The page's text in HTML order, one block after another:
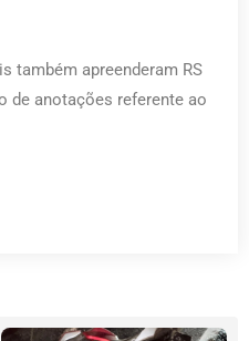
também apreenderam RS
de anotações referente ao